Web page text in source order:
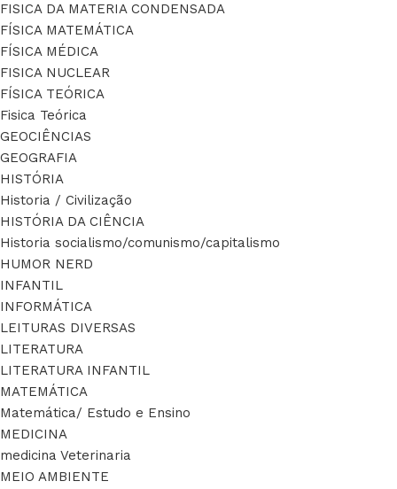
FISICA DA MATERIA CONDENSADA
FÍSICA MATEMÁTICA
FÍSICA MÉDICA
FISICA NUCLEAR
FÍSICA TEÓRICA
Fisica Teórica
GEOCIÊNCIAS
GEOGRAFIA
HISTÓRIA
Historia / Civilização
HISTÓRIA DA CIÊNCIA
Historia socialismo/comunismo/capitalismo
HUMOR NERD
INFANTIL
INFORMÁTICA
LEITURAS DIVERSAS
LITERATURA
LITERATURA INFANTIL
MATEMÁTICA
Matemática/ Estudo e Ensino
MEDICINA
medicina Veterinaria
MEIO AMBIENTE